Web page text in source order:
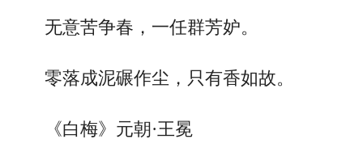
无意苦争春，一任群芳妒。
零落成泥碾作尘，只有香如故。
《白梅》元朝·王冕